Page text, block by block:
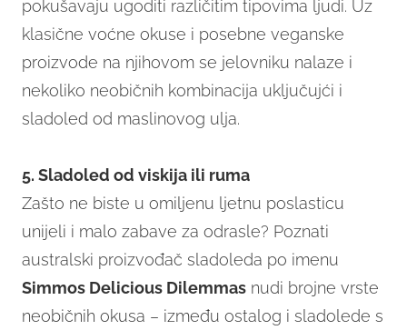
pokušavaju ugoditi različitim tipovima ljudi. Uz
klasične voćne okuse i posebne veganske
proizvode na njihovom se jelovniku nalaze i
nekoliko neobičnih kombinacija uključujći i
sladoled od maslinovog ulja.
5. Sladoled od viskija ili ruma
Zašto ne biste u omiljenu ljetnu poslasticu
unijeli i malo zabave za odrasle? Poznati
australski proizvođač sladoleda po imenu
Simmos Delicious Dilemmas nudi brojne vrste
neobičnih okusa – između ostalog i sladolede s